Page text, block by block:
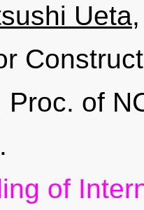
Ueta
Proc. of
of